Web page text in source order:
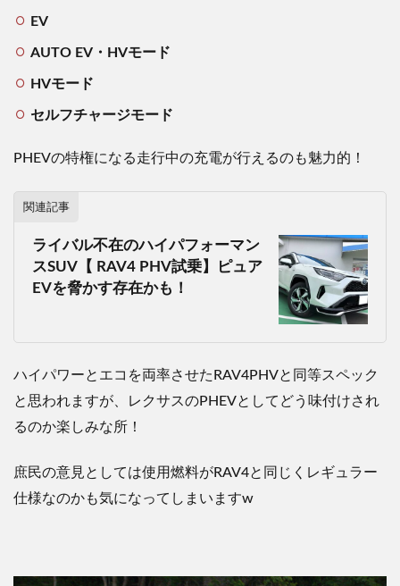
EV
AUTO EV・ HVモード
HVモード
セルフチャージモード
PHEVの特権になる走行中の充電が行えるのも魅力的！
関連記事
ライバル不在のハイパフォーマン
スSUV【 RAV4 PHV試乗】ピュア
EVを脅かす存在かも！
ハイパワーとエコを両率させたRAV4PHVと同等スペック
と思われますが、レクサスのPHEVとしてどう味付けされ
るのか楽しみな所！
庶民の意見としては使用燃料がRAV4と同じくレギュラー
仕様なのかも気になってしまいますw